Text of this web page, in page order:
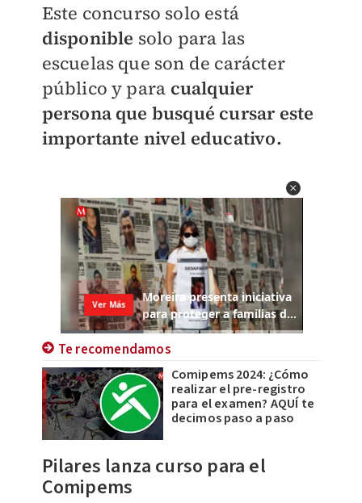
Este concurso solo está
disponible solo para las
escuelas que son de carácter
público y para cualquier
persona que busqué cursar este
importante nivel educativo.
Te recomendamos
Comipems 2024: ¿Cómo
realizar el pre-registro
para el examen? AQUÍ te
decimos paso a paso
Pilares lanza curso para el
Comipems